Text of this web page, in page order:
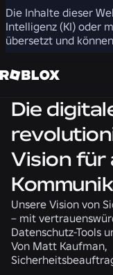
Die Inhalte dieser
Intelligenz (KI) oder
übersetzt und
Teilen
Die
Vision für
Unsere Vision von
– mit
Datenschutz-Tools
Von Matt Kaufman,